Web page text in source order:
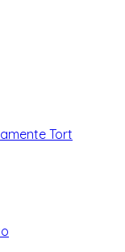
Tort